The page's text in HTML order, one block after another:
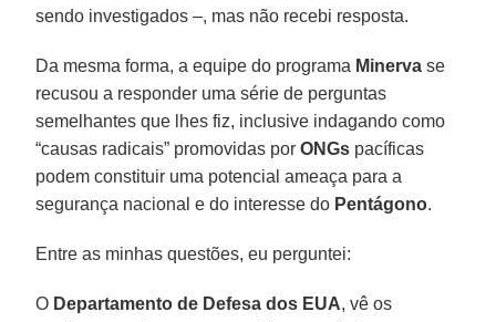
sendo investigados –, mas não recebi resposta.
Da mesma forma, a equipe do programa Minerva se
recusou a responder uma série de perguntas
semelhantes que lhes fiz, inclusive indagando como
“causas radicais” promovidas porONGs pacíficas
podem constituir uma potencial ameaça para a
segurança nacional e do interesse do Pentágono.
Entre as minhas questões, eu perguntei:
O Departamento de Defesa dos EUA, vê os